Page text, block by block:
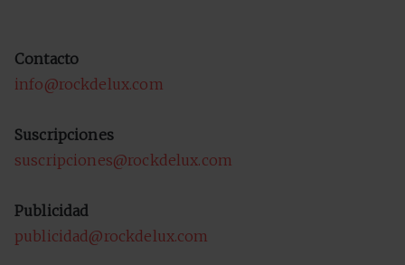
Contacto
info@rockdelux.com
Suscripciones
suscripciones@rockdelux.com
Publicidad
publicidad@rockdelux.com